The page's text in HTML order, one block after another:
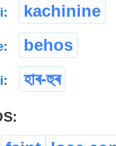
kachinine
behos
হাৰ-হুৰ